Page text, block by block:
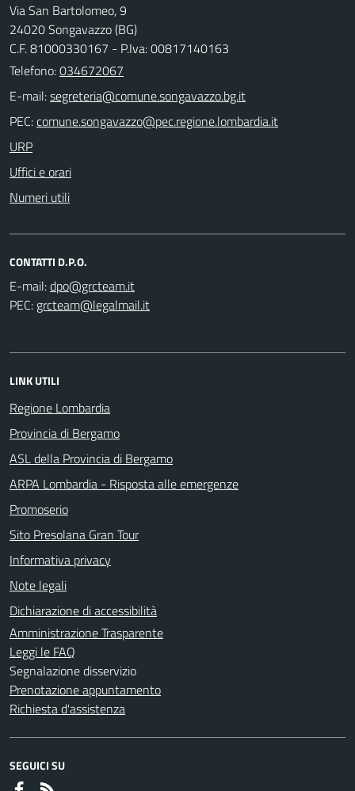
Via San Bartolomeo, 9
24020 Songavazzo (BG)
C.F. 81000330167 - P.Iva: 00817140163
Telefono:034672067
E-mail:
PEC:
URP
Uffici e orari
Numeri utili
CONTATTI D.P.O.
E-mail:
PEC:
LINK UTILI
Regione Lombardia
Provincia di Bergamo
ASL della Provincia di Bergamo
ARPA Lombardia - Risposta alle emergenze
Promoserio
Sito Presolana Gran Tour
Informativa privacy
Note legali
Dichiarazione di accessibilità
Amministrazione Trasparente
Leggi le FAQ
Segnalazione disservizio
Prenotazione appuntamento
Richiesta d'assistenza
SEGUICI SU